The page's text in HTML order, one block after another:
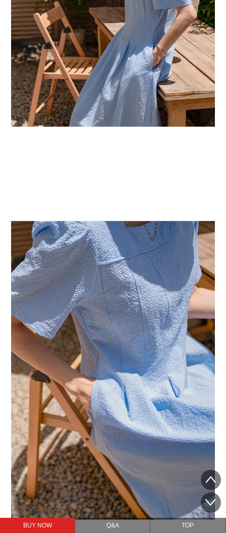
BUY NOW Q&A TOP